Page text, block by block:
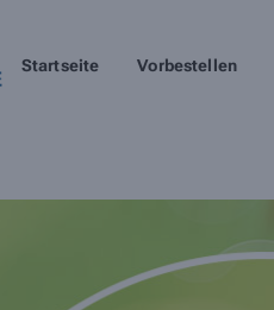
Startseite Vorbestellen